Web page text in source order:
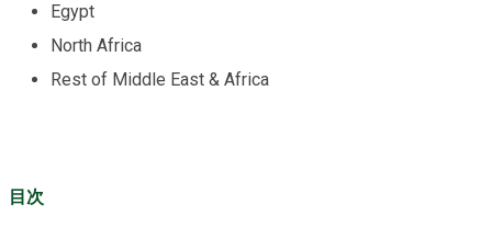
Egypt
North Africa
Rest of Middle East & Africa
目次